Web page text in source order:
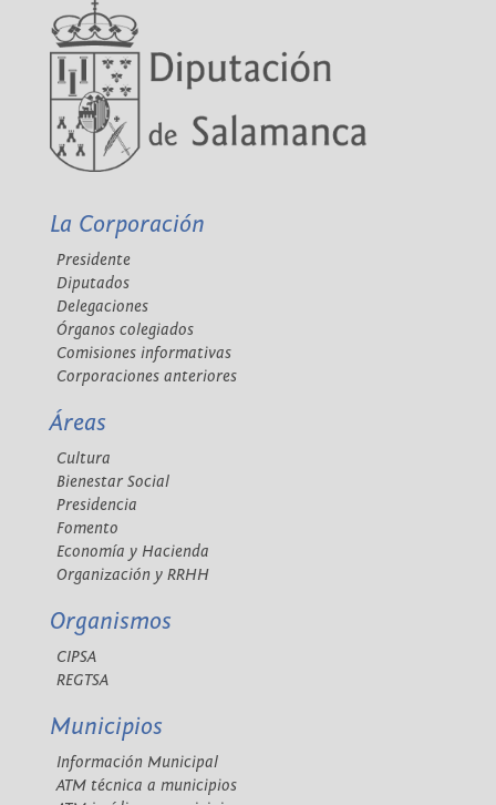
La Corporación
Presidente
Diputados
Delegaciones
Órganos colegiados
Comisiones informativas
Corporaciones anteriores
Áreas
Cultura
Bienestar Social
Presidencia
Fomento
Economía y Hacienda
Organización y RRHH
Organismos
CIPSA
REGTSA
Municipios
Información Municipal
ATM técnica a municipios